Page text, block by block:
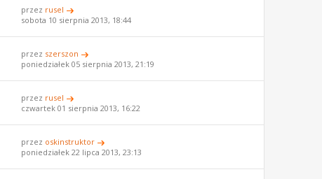
przez rusel
sobota 10 sierpnia 2013, 18:44
przez szerszon
poniedziałek 05 sierpnia 2013, 21:19
przez rusel
czwartek 01 sierpnia 2013, 16:22
przez oskinstruktor
poniedziałek 22 lipca 2013, 23:13